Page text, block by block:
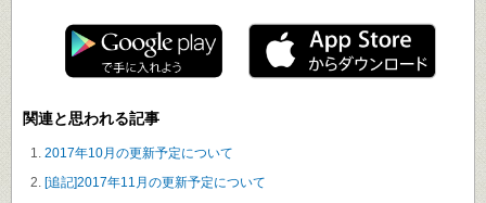
関連と思われる記事
2017年10月の更新予定について
[追記]2017年11月の更新予定について